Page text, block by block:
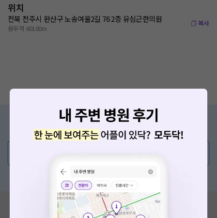
위치
전북 전주시 완산구 노송여울2길 76 2층 유심근한의원
용두역 60100m
복사
증상/치료, 궁금한 점이 있나요?
의사가 직접 답해드려요!
혹은, 의료상담 서비스에 다양한 게시글 보러가기
혹시 잘못된 병원정보가 있나요?
모두닥 팀에 알려주세요!